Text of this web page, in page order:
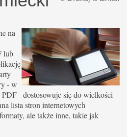
na
lub
- w
- dostosowuje się do wielkości
lista stron internetowych
ale także inne, takie jak